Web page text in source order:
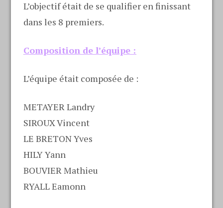
L’objectif était de se qualifier en finissant
dans les 8 premiers.
Composition de l’équipe :
L’équipe était composée de :
METAYER Landry
SIROUX Vincent
LE BRETON Yves
HILY Yann
BOUVIER Mathieu
RYALL Eamonn